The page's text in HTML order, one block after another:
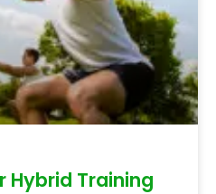
Hybrid Training